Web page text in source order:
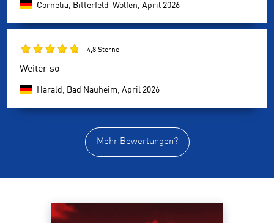
Cornelia, Bitterfeld-Wolfen, April 2026
4,8 Sterne
Weiter so
Harald, Bad Nauheim, April 2026
Mehr Bewertungen?